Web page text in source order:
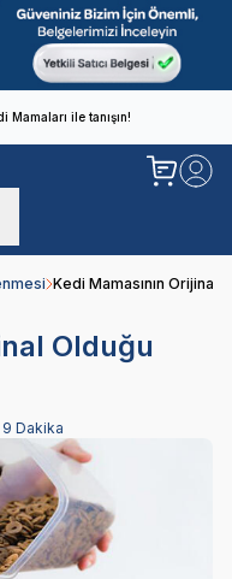
Mamaları ile tanışın!
Kedi Mamasının Orijinal
Olduğu
9 Dakika